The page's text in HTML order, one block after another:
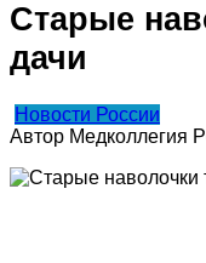
Старые
дачи
Новости России
Автор Медколлегия